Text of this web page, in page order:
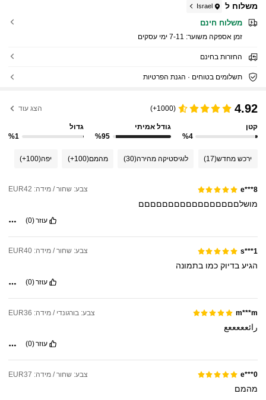
משלוח ל Israel
משלוח חינם
זמן אספקה ​​משוער: 7-11 ימי עסקים
החזרות בחינם
תשלומים בטוחים · הגנת הפרטיות
4.92
(1000+) הצג עוד
קטן
%4
גודל אמיתי
%95
גדול
%1
ירכש מחדש(17) לוגיסטיקה מהירה(30) מהמם(100+) יפה(100+)
e***8 צבע: שחור / מידה: EUR42
מושלםםםםםםםםםםםםםםםםם
עוזר(0)
s***1 צבע: שחור / מידה: EUR40
הגיעבדיוקכמובתמונה
עוזר(0)
m***m צבע: בורגונדי / מידה: EUR36
رائعععععع
עוזר(0)
e***0 צבע: שחור / מידה: EUR37
מהמם